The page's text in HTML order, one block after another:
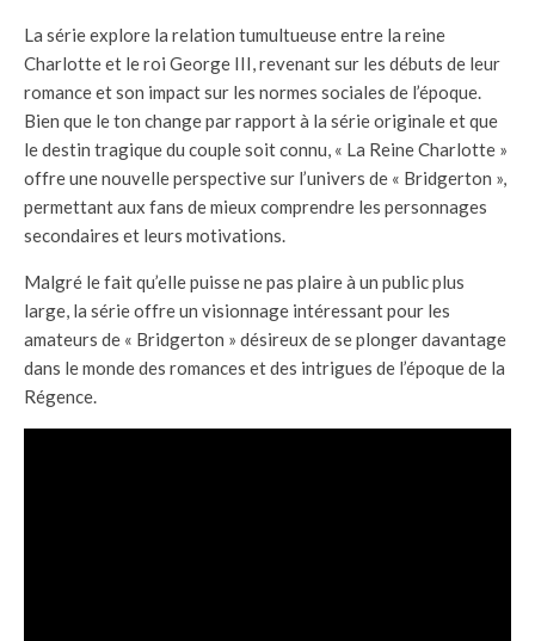
La série explore la relation tumultueuse entre la reine
Charlotte et le roi George III, revenant sur les débuts de leur
romance et son impact sur les normes sociales de l’époque.
Bien que le ton change par rapport à la série originale et que
le destin tragique du couple soit connu, « La Reine Charlotte »
offre une nouvelle perspective sur l’univers de « Bridgerton »,
permettant aux fans de mieux comprendre les personnages
secondaires et leurs motivations.
Malgré le fait qu’elle puisse ne pas plaire à un public plus
large, la série offre un visionnage intéressant pour les
amateurs de « Bridgerton » désireux de se plonger davantage
dans le monde des romances et des intrigues de l’époque de la
Régence.